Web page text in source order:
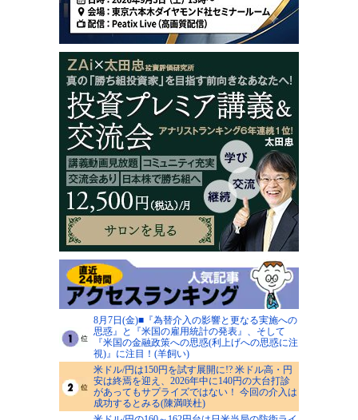
8月7日(金)■『為替介入の影響と更なる実施への
思惑』と『米国の雇用統計の発表』、そして
『米国の金融政策への思惑(利上げへの思惑に注
視)』に注目！(羊飼い)
米ドル/円は150円を試す展開に!? 米ドル高・円
安は終焉を迎え、2026年中に140円の大台打診
があってもサプライズではない！ 今回の介入は
成功するとみる(陳満咲杜)